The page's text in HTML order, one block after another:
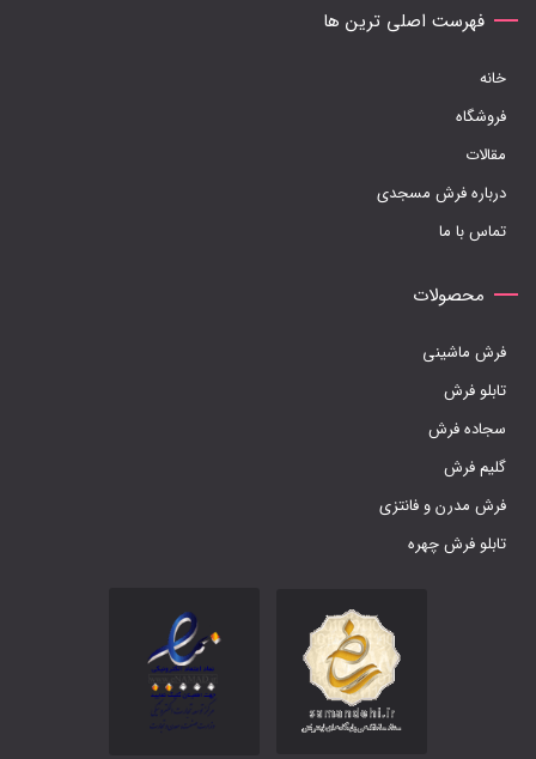
محصول
انتخاب
شوند
فهرست اصلی ترین ها
خانه
فروشگاه
مقالات
درباره فرش مسجدی
تماس با ما
محصولات
فرش ماشینی
تابلو فرش
سجاده فرش
گلیم فرش
فرش مدرن و فانتزی
تابلو فرش چهره